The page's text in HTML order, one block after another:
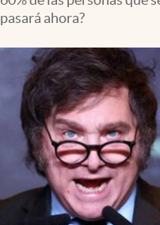
Apertura
Infotechnology
Clase
Clima
Mundial 2026
Eventos Corporativos
El Cronista Studio
pasará ahora?